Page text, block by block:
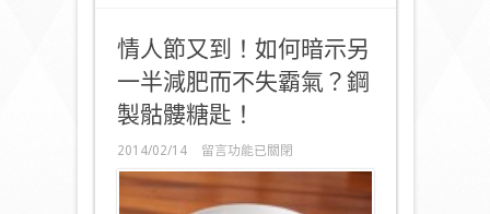
情人節又到！如何暗示另
一半減肥而不失霸氣？鋼
製骷髏糖匙！
2014/02/14
在
〈情
人
節
留言功能已關閉